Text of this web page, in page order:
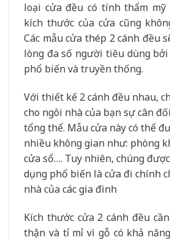
loại cửa đều có tính thẩm
kích thước của cửa cũng
Các mẫu cửa thép 2 cánh đều
lòng đa số người tiêu dùng
phổ biến và truyền thống.
Với thiết kế 2 cánh đều nhau,
cho ngôi nhà của bạn sự cân
tổng thể. Mẫu cửa này có thể
nhiều không gian như: phòng
cửa sổ…. Tuy nhiên, chúng
dụng phổ biến là cửa đi chính
nhà của các gia đình
Kích thước cửa 2 cánh đều
thận và tỉ mỉ vì gỗ có khả